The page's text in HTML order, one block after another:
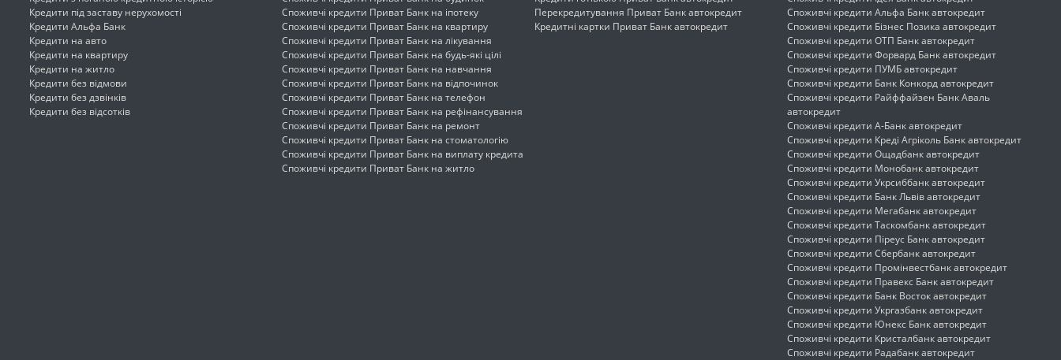
Кредити під заставу нерухомості
Кредити Альфа Банк
Кредити на авто
Кредити на квартиру
Кредити на житло
Кредити без відмови
Кредити без дзвінків
Кредити без відсотків
Споживчі кредити Приват Банк на іпотеку
Споживчі кредити Приват Банк на квартиру
Споживчі кредити Приват Банк на лікування
Споживчі кредити Приват Банк на будь-які цілі
Споживчі кредити Приват Банк на навчання
Споживчі кредити Приват Банк на відпочинок
Споживчі кредити Приват Банк на телефон
Споживчі кредити Приват Банк на рефінансування
Споживчі кредити Приват Банк на ремонт
Споживчі кредити Приват Банк на стоматологію
Споживчі кредити Приват Банк на виплату кредита
Споживчі кредити Приват Банк на житло
Перекредитування Приват Банк автокредит
Кредитні картки Приват Банк автокредит
Споживчі кредити Альфа Банк автокредит
Споживчі кредити Бізнес Позика автокредит
Споживчі кредити ОТП Банк автокредит
Споживчі кредити Форвард Банк автокредит
Споживчі кредити ПУМБ автокредит
Споживчі кредити Банк Конкорд автокредит
Споживчі кредити Райффайзен Банк Аваль
автокредит
Споживчі кредити А-Банк автокредит
Споживчі кредити Креді Агріколь Банк автокредит
Споживчі кредити Ощадбанк автокредит
Споживчі кредити Монобанк автокредит
Споживчі кредити Укрсиббанк автокредит
Споживчі кредити Банк Львів автокредит
Споживчі кредити Мегабанк автокредит
Споживчі кредити Таскомбанк автокредит
Споживчі кредити Піреус Банк автокредит
Споживчі кредити Сбербанк автокредит
Споживчі кредити Промінвестбанк автокредит
Споживчі кредити Правекс Банк автокредит
Споживчі кредити Банк Восток автокредит
Споживчі кредити Укргазбанк автокредит
Споживчі кредити Юнекс Банк автокредит
Споживчі кредити Кристалбанк автокредит
Споживчі кредити Радабанк автокредит